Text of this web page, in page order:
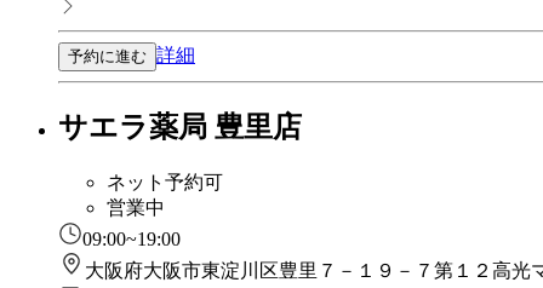
予約に進む 詳細
サエラ薬局 豊里店
ネット予約可
営業中
09:00~19:00
大阪府大阪市東淀川区豊里７－１９－７第１２高光